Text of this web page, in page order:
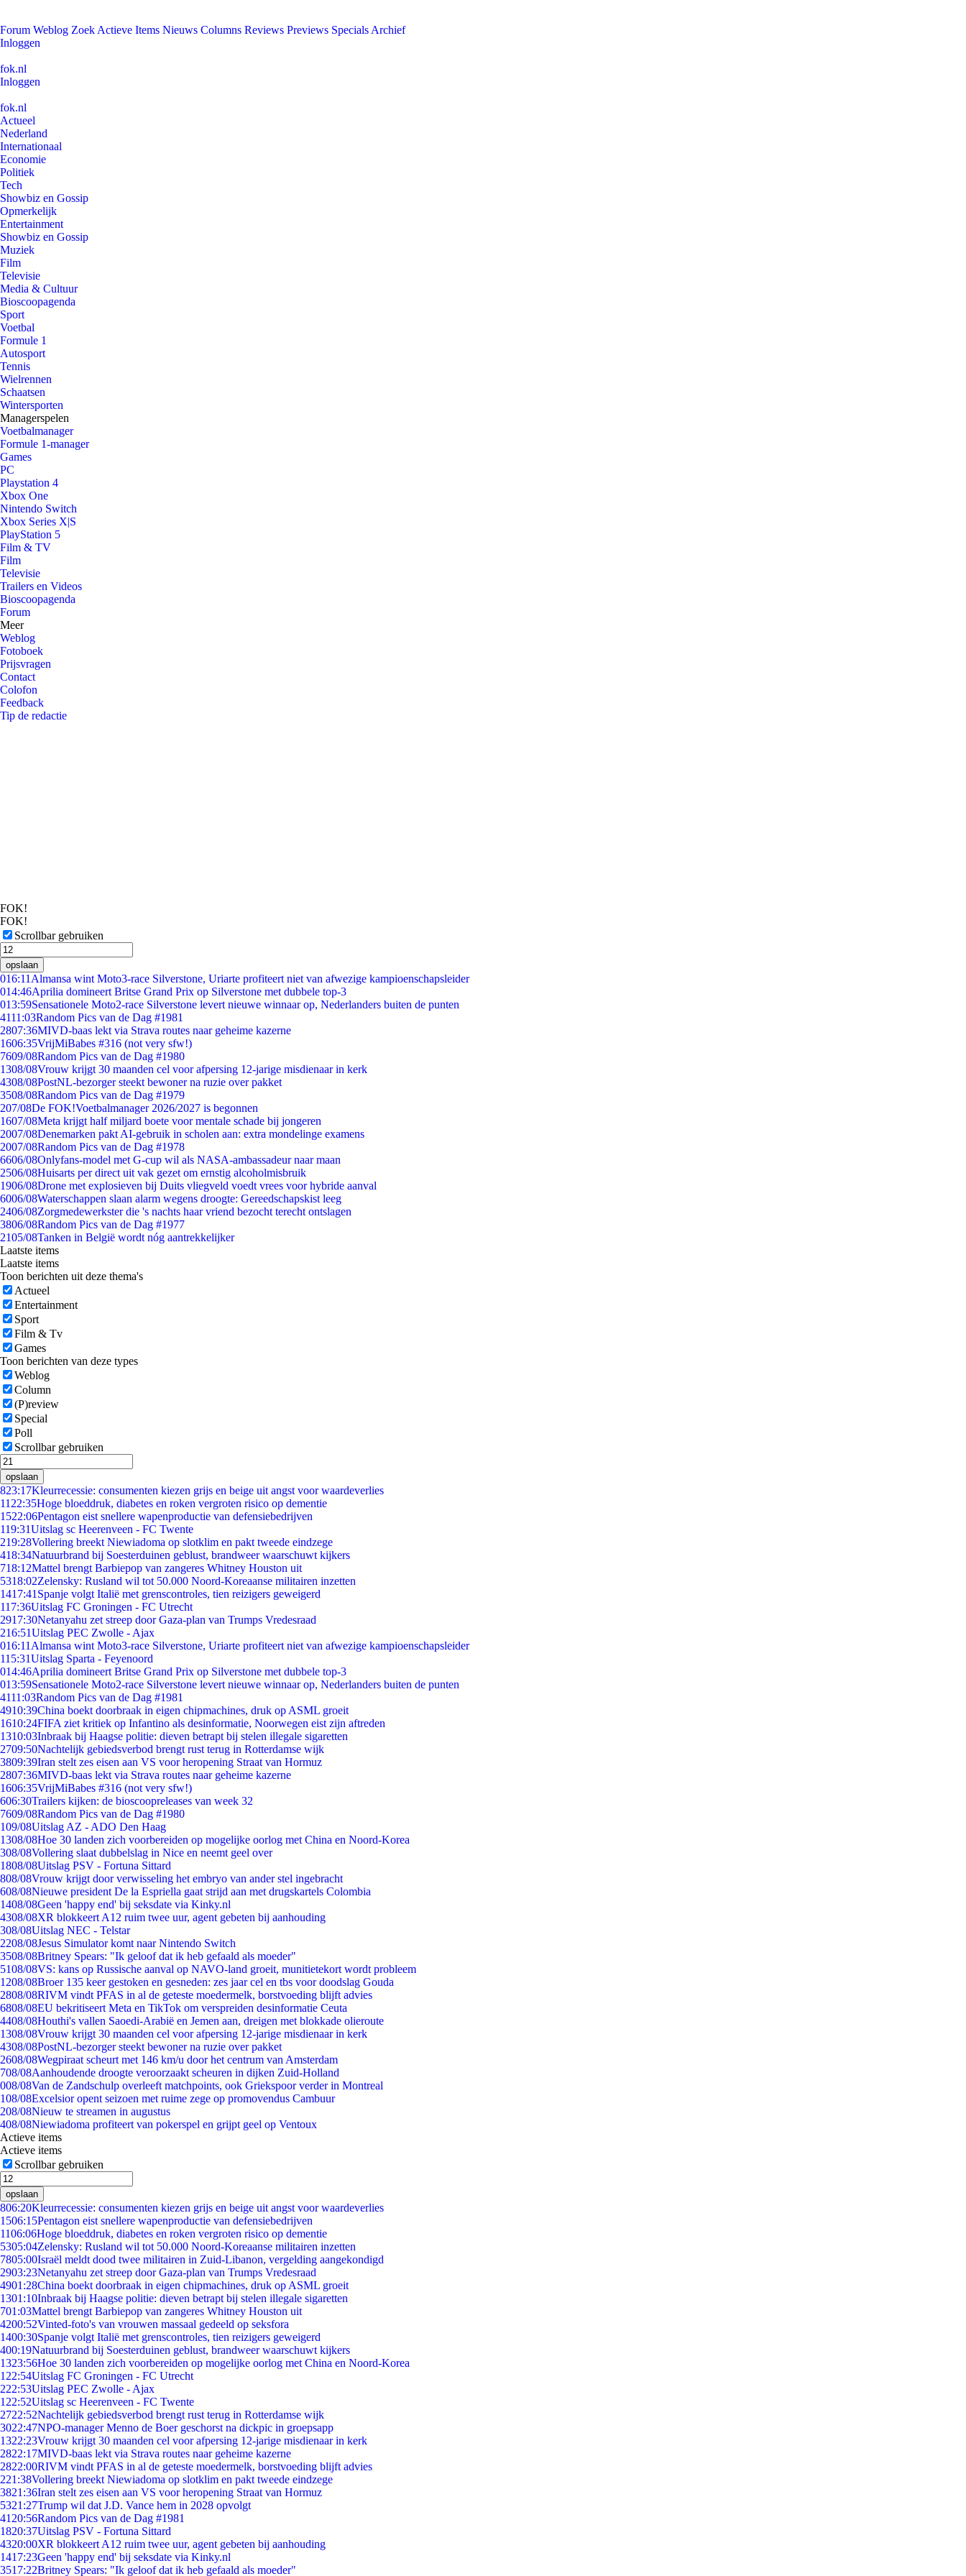
Forum Weblog Zoek Actieve Items Nieuws Columns Reviews Previews Specials Archief
Inloggen
fok.nl
Inloggen
fok.nl
Actueel
Nederland
Internationaal
Economie
Politiek
Tech
Showbiz en Gossip
Opmerkelijk
Entertainment
Showbiz en Gossip
Muziek
Film
Televisie
Media & Cultuur
Bioscoopagenda
Sport
Voetbal
Formule 1
Autosport
Tennis
Wielrennen
Schaatsen
Wintersporten
Managerspelen
Voetbalmanager
Formule 1-manager
Games
PC
Playstation 4
Xbox One
Nintendo Switch
Xbox Series X|S
PlayStation 5
Film & TV
Film
Televisie
Trailers en Videos
Bioscoopagenda
Forum
Meer
Weblog
Fotoboek
Prijsvragen
Contact
Colofon
Feedback
Tip de redactie
FOK!
FOK!
Scrollbar gebruiken
opslaan
016:11 Almansa wint Moto3-race Silverstone, Uriarte profiteert niet van afwezige kampioenschapsleider
014:46Aprilia domineert Britse Grand Prix op Silverstone met dubbele top-3
013:59Sensationele Moto2-race Silverstone levert nieuwe winnaar op, Nederlanders buiten de punten
4111:03Random Pics van de Dag #1981
2807:36MIVD-baas lekt via Strava routes naar geheime kazerne
1606:35VrijMiBabes #316 (not very sfw!)
7609/08Random Pics van de Dag #1980
1308/08Vrouw krijgt 30 maanden cel voor afpersing 12-jarige misdienaar in kerk
4308/08PostNL-bezorger steekt bewoner na ruzie over pakket
3508/08Random Pics van de Dag #1979
207/08De FOK!Voetbalmanager 2026/2027 is begonnen
1607/08Meta krijgt half miljard boete voor mentale schade bij jongeren
2007/08Denemarken pakt AI-gebruik in scholen aan: extra mondelinge examens
2007/08Random Pics van de Dag #1978
6606/08Onlyfans-model met G-cup wil als NASA-ambassadeur naar maan
2506/08Huisarts per direct uit vak gezet om ernstig alcoholmisbruik
1906/08Drone met explosieven bij Duits vliegveld voedt vrees voor hybride aanval
6006/08Waterschappen slaan alarm wegens droogte: Gereedschapskist leeg
2406/08Zorgmedewerkster die 's nachts haar vriend bezocht terecht ontslagen
3806/08Random Pics van de Dag #1977
2105/08Tanken in België wordt nóg aantrekkelijker
Laatste items
Laatste items
Toon berichten uit deze thema's
Actueel
Entertainment
Sport
Film & Tv
Games
Toon berichten van deze types
Weblog
Column
(P)review
Special
Poll
Scrollbar gebruiken
opslaan
823:17Kleurrecessie: consumenten kiezen grijs en beige uit angst voor waardeverlies
11 22:35Hoge bloeddruk, diabetes en roken vergroten risico op dementie
1522:06Pentagon eist snellere wapenproductie van defensiebedrijven
119:31Uitslag sc Heerenveen - FC Twente
219:28Vollering breekt Niewiadoma op slotklim en pakt tweede eindzege
418:34Natuurbrand bij Soesterduinen geblust, brandweer waarschuwt kijkers
718:12Mattel brengt Barbiepop van zangeres Whitney Houston uit
5318:02Zelensky: Rusland wil tot 50.000 Noord-Koreaanse militairen inzetten
1417:41 Spanje volgt Italië met grenscontroles, tien reizigers geweigerd
117:36Uitslag FC Groningen - FC Utrecht
2917:30Netanyahu zet streep door Gaza-plan van Trumps Vredesraad
216:51Uitslag PEC Zwolle - Ajax
016:11 Almansa wint Moto3-race Silverstone, Uriarte profiteert niet van afwezige kampioenschapsleider
115:31Uitslag Sparta - Feyenoord
014:46Aprilia domineert Britse Grand Prix op Silverstone met dubbele top-3
013:59Sensationele Moto2-race Silverstone levert nieuwe winnaar op, Nederlanders buiten de punten
4111:03Random Pics van de Dag #1981
4910:39China boekt doorbraak in eigen chipmachines, druk op ASML groeit
1610:24FIFA ziet kritiek op Infantino als desinformatie, Noorwegen eist zijn aftreden
1310:03Inbraak bij Haagse politie: dieven betrapt bij stelen illegale sigaretten
2709:50Nachtelijk gebiedsverbod brengt rust terug in Rotterdamse wijk
3809:39Iran stelt zes eisen aan VS voor heropening Straat van Hormuz
2807:36MIVD-baas lekt via Strava routes naar geheime kazerne
1606:35VrijMiBabes #316 (not very sfw!)
606:30Trailers kijken: de bioscoopreleases van week 32
7609/08Random Pics van de Dag #1980
109/08Uitslag AZ - ADO Den Haag
1308/08Hoe 30 landen zich voorbereiden op mogelijke oorlog met China en Noord-Korea
308/08Vollering slaat dubbelslag in Nice en neemt geel over
1808/08Uitslag PSV - Fortuna Sittard
808/08Vrouw krijgt door verwisseling het embryo van ander stel ingebracht
608/08Nieuwe president De la Espriella gaat strijd aan met drugskartels Colombia
1408/08Geen 'happy end' bij seksdate via Kinky.nl
4308/08XR blokkeert A12 ruim twee uur, agent gebeten bij aanhouding
308/08Uitslag NEC - Telstar
2208/08Jesus Simulator komt naar Nintendo Switch
3508/08Britney Spears: "Ik geloof dat ik heb gefaald als moeder"
5108/08VS: kans op Russische aanval op NAVO-land groeit, munitietekort wordt probleem
1208/08Broer 135 keer gestoken en gesneden: zes jaar cel en tbs voor doodslag Gouda
2808/08RIVM vindt PFAS in al de geteste moedermelk, borstvoeding blijft advies
6808/08EU bekritiseert Meta en TikTok om verspreiden desinformatie Ceuta
4408/08Houthi's vallen Saoedi-Arabië en Jemen aan, dreigen met blokkade olieroute
1308/08Vrouw krijgt 30 maanden cel voor afpersing 12-jarige misdienaar in kerk
4308/08PostNL-bezorger steekt bewoner na ruzie over pakket
2608/08Wegpiraat scheurt met 146 km/u door het centrum van Amsterdam
708/08Aanhoudende droogte veroorzaakt scheuren in dijken Zuid-Holland
008/08Van de Zandschulp overleeft matchpoints, ook Griekspoor verder in Montreal
108/08Excelsior opent seizoen met ruime zege op promovendus Cambuur
208/08Nieuw te streamen in augustus
408/08Niewiadoma profiteert van pokerspel en grijpt geel op Ventoux
Actieve items
Actieve items
Scrollbar gebruiken
opslaan
806:20Kleurrecessie: consumenten kiezen grijs en beige uit angst voor waardeverlies
1506:15Pentagon eist snellere wapenproductie van defensiebedrijven
1106:06Hoge bloeddruk, diabetes en roken vergroten risico op dementie
5305:04Zelensky: Rusland wil tot 50.000 Noord-Koreaanse militairen inzetten
7805:00Israël meldt dood twee militairen in Zuid-Libanon, vergelding aangekondigd
2903:23Netanyahu zet streep door Gaza-plan van Trumps Vredesraad
4901:28China boekt doorbraak in eigen chipmachines, druk op ASML groeit
1301:10Inbraak bij Haagse politie: dieven betrapt bij stelen illegale sigaretten
701:03Mattel brengt Barbiepop van zangeres Whitney Houston uit
4200:52Vinted-foto's van vrouwen massaal gedeeld op seksfora
1400:30Spanje volgt Italië met grenscontroles, tien reizigers geweigerd
400:19Natuurbrand bij Soesterduinen geblust, brandweer waarschuwt kijkers
1323:56Hoe 30 landen zich voorbereiden op mogelijke oorlog met China en Noord-Korea
1 22:54Uitslag FC Groningen - FC Utrecht
222:53Uitslag PEC Zwolle - Ajax
1 22:52Uitslag sc Heerenveen - FC Twente
2722:52Nachtelijk gebiedsverbod brengt rust terug in Rotterdamse wijk
3022:47NPO-manager Menno de Boer geschorst na dickpic in groepsapp
1322:23Vrouw krijgt 30 maanden cel voor afpersing 12-jarige misdienaar in kerk
2822:17MIVD-baas lekt via Strava routes naar geheime kazerne
2822:00RIVM vindt PFAS in al de geteste moedermelk, borstvoeding blijft advies
221:38Vollering breekt Niewiadoma op slotklim en pakt tweede eindzege
3821:36Iran stelt zes eisen aan VS voor heropening Straat van Hormuz
5321:27Trump wil dat J.D. Vance hem in 2028 opvolgt
41 20:56Random Pics van de Dag #1981
1820:37Uitslag PSV - Fortuna Sittard
4320:00XR blokkeert A12 ruim twee uur, agent gebeten bij aanhouding
1417:23Geen 'happy end' bij seksdate via Kinky.nl
3517:22Britney Spears: "Ik geloof dat ik heb gefaald als moeder"